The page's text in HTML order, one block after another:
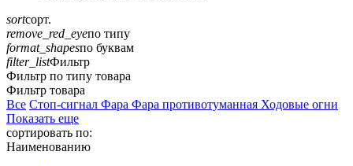
sortсорт.
remove_red_eyeпо типу
format_shapesпо буквам
filter_listФильтр
Фильтр по типу товара
Фильтр товара
Все Стоп-сигнал Фара Фара противотуманная Ходовые огни
Показать еще
сортировать по:
Наименованию